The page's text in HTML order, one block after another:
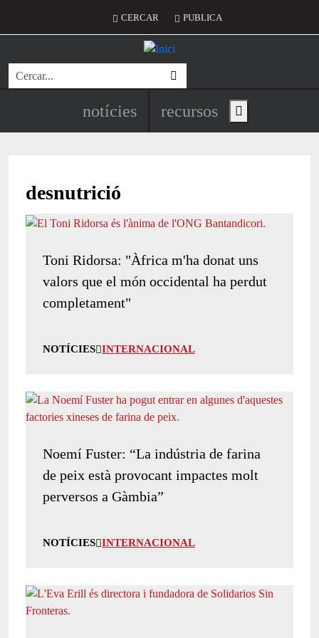
Menú del compte d'usuari
CERCAR PUBLICA
Cerca
Navegació principal de
notícies recursos Show main menu
desnutrició
Toni Ridorsa: "Àfrica m'ha donat uns
valors que el món occidental ha perdut
completament"
NOTÍCIES INTERNACIONAL
Noemí Fuster: “La indústria de farina
de peix està provocant impactes molt
perversos a Gàmbia”
NOTÍCIES INTERNACIONAL